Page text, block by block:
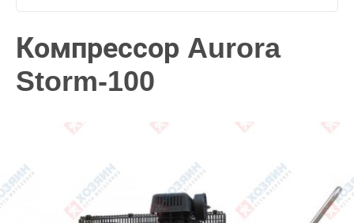
Компрессор Aurora
Storm-100